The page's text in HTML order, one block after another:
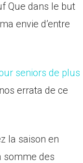
Que dans le but
envie d’entre
seniors de plus
errata de ce
la saison en
somme des